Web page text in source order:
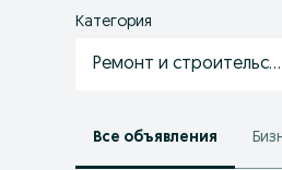
Категория
Ремонт и
Все объявления